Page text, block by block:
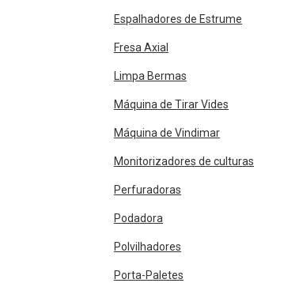
Espalhadores de Estrume
Fresa Axial
Limpa Bermas
Máquina de Tirar Vides
Máquina de Vindimar
Monitorizadores de culturas
Perfuradoras
Podadora
Polvilhadores
Porta-Paletes